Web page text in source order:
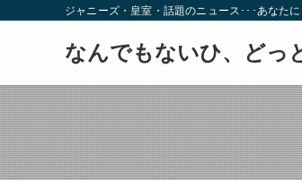
ジャニーズ・皇室・話題のニュース･･･あなた
なんでもないひ、どっ